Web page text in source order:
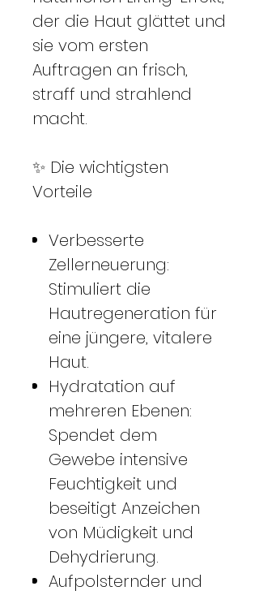
der die Haut glättet und
sie vom ersten
Auftragen an frisch,
straff und strahlend
macht.
✨ Die wichtigsten
Vorteile
Verbesserte
Zellerneuerung:
Stimuliert die
Hautregeneration für
eine jüngere, vitalere
Haut.
Hydratation auf
mehreren Ebenen:
Spendet dem
Gewebe intensive
Feuchtigkeit und
beseitigt Anzeichen
von Müdigkeit und
Dehydrierung.
Aufpolsternder und